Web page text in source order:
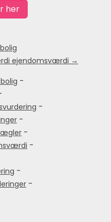
ejendomsværdi →
-
-
-
-
-
-
-